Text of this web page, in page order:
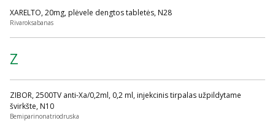
XARELTO, 20mg, plėvele dengtos tabletės, N28
Rivaroksabanas
Z
ZIBOR, 2500TV anti-Xa/0,2ml, 0,2 ml, injekcinis tirpalas užpildytame
švirkšte, N10
Bemiparinonatriodruska